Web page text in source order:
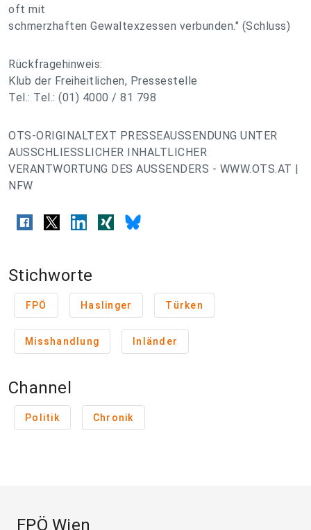
oft mit
schmerzhaften Gewaltexzessen verbunden." (Schluss)
Rückfragehinweis:
Klub der Freiheitlichen, Pressestelle
Tel.: Tel.: (01) 4000 / 81 798
OTS-ORIGINALTEXT PRESSEAUSSENDUNG UNTER
AUSSCHLIESSLICHER INHALTLICHER
VERANTWORTUNG DES AUSSENDERS - WWW.OTS.AT |
NFW
Stichworte
FPÖ Haslinger Türken
Misshandlung Inländer
Channel
Politik Chronik
FPÖ Wien